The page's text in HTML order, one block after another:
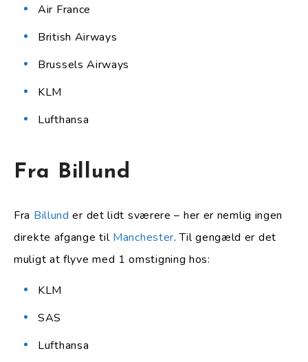
Air France
British Airways
Brussels Airways
KLM
Lufthansa
Fra Billund
Fra Billund er det lidt sværere – her er nemlig ingen
direkte afgange til Manchester. Til gengæld er det
muligt at flyve med 1 omstigning hos:
KLM
SAS
Lufthansa